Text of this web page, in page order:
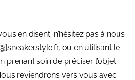
en disent, n’hésitez pas à nous
ou en utilisant le
prenant soin de préciser l’objet
reviendrons vers vous avec